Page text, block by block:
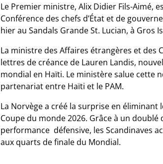
Le Premier ministre, Alix Didier Fils-Aimé,
Conférence des chefs d’État et de
hier au Sandals Grande St. Lucian, à Gros
La ministre des Affaires étrangères et des
lettres de créance de Lauren Landis,
mondial en Haïti. Le ministère salue cette
partenariat entre Haïti et le PAM.
La Norvège a créé la surprise en
Coupe du monde 2026. Grâce à un doublé
performance défensive, les Scandinaves
aux quarts de finale du Mondial.